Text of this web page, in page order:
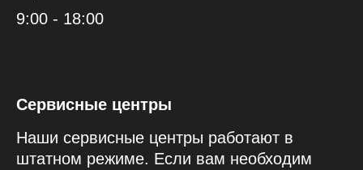
9:00 - 18:00
Сервисные центры
Наши сервисные центры работают в
штатном режиме. Если вам необходим